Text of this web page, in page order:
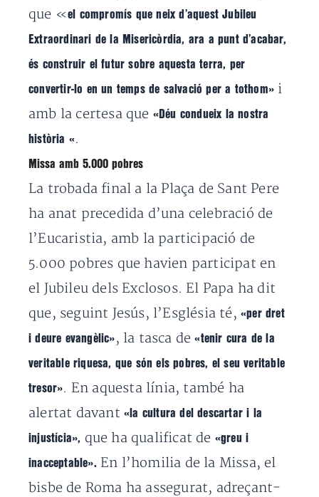
que «el compromís que neix d’aquest Jubileu
Extraordinari de la Misericòrdia, ara a punt d’acabar,
és construir el futur sobre aquesta terra, per
convertir-lo en un temps de salvació per a tothom» i
amb la certesa que « Déu condueix la nostra
història «.
Missa amb 5.000 pobres
La trobada final a la Plaça de Sant Pere
ha anat precedida d’una celebració de
l’Eucaristia, amb la participació de
5.000 pobres que havien participat en
el Jubileu dels Exclosos. El Papa ha dit
que, seguint Jesús, l’Església té, «per dret
i deure evangèlic» , la tasca de«tenir cura de la
veritable riquesa, que són els pobres, el seu veritable
tresor». En aquesta línia, també ha
alertat davant «la cultura del descartar i la
injustícia», que ha qualificat de «greu i
inacceptable». En l’homilia de la Missa, el
bisbe de Roma ha assegurat, adreçant-